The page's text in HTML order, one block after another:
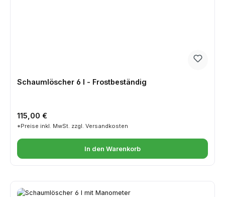
Schaumlöscher 6 l - Frostbeständig
Regulärer Preis:
115,00 €
*Preise inkl. MwSt. zzgl. Versandkosten
In den Warenkorb